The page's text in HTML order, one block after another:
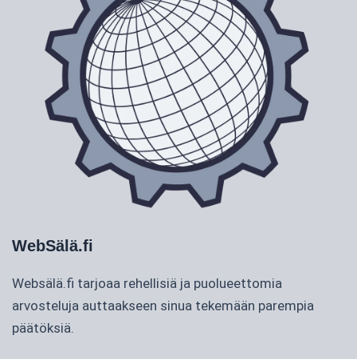
WebSälä.fi
Websälä.fi tarjoaa rehellisiä ja puolueettomia
arvosteluja auttaakseen sinua tekemään parempia
päätöksiä.